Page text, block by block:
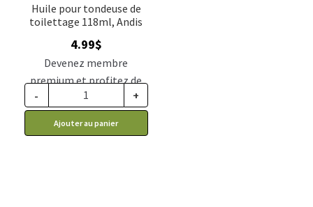
Huile pour tondeuse de
toilettage 118ml, Andis
4.99$
Devenez membre
premium et profitez de
ce prix rabais : 4.12$ CA
- +
Ajouter au panier